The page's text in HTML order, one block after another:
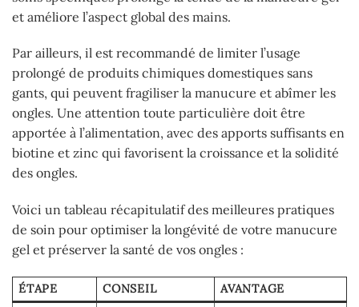
et améliore l’aspect global des mains.
Par ailleurs, il est recommandé de limiter l’usage
prolongé de produits chimiques domestiques sans
gants, qui peuvent fragiliser la manucure et abîmer les
ongles. Une attention toute particulière doit être
apportée à l’alimentation, avec des apports suffisants en
biotine et zinc qui favorisent la croissance et la solidité
des ongles.
Voici un tableau récapitulatif des meilleures pratiques
de soin pour optimiser la longévité de votre manucure
gel et préserver la santé de vos ongles :
ÉTAPE CONSEIL AVANTAGE